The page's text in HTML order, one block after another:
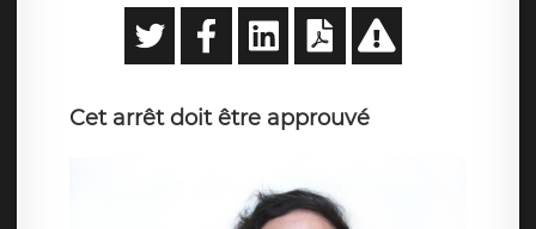
Cet arrêt doit être approuvé